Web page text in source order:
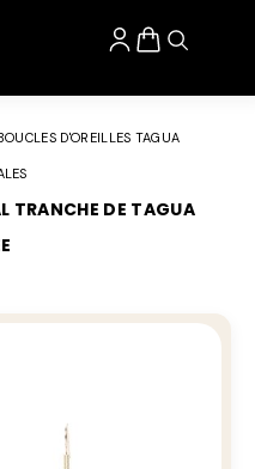
D'OREILLES TAGUA
TRANCHE DE TAGUA